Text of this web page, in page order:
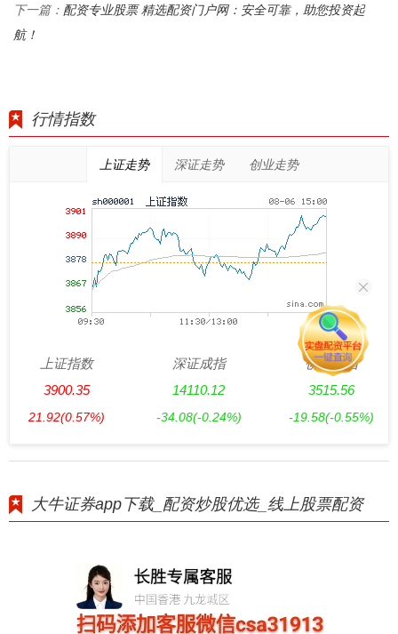
下一篇： 配资专业股票 精选配资门户网：安全可靠，助您投资起
航！
行情指数
上证走势 深证走势 创业走势
上证指数
3900.35
21.92(0.57%)
深证成指
14110.12
-34.08(-0.24%)
创业板指
3515.56
-19.58(-0.55%)
大牛证券app下载_配资炒股优选_线上股票配资